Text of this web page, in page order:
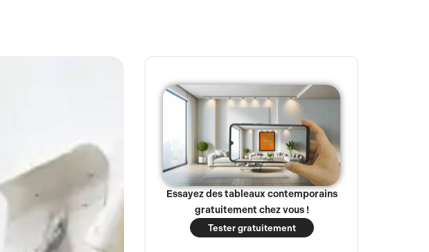
Essayez des tableaux contemporains
gratuitement chez vous !
Tester gratuitement